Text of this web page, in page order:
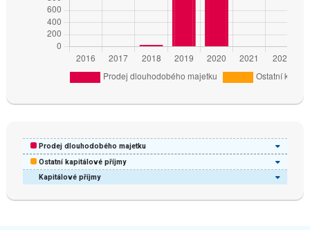
Kapitálové příjmy
Prodej dlouhodobého majetku
Ostatní kapitálové příjmy